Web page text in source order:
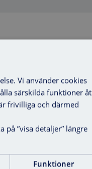
Vi använder cookies
särskilda funktioner åt
frivilliga och därmed
”visa detaljer” längre
Funktioner